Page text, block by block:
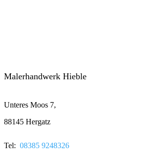
Malerhandwerk Hieble
Unteres Moos 7,
88145 Hergatz
Tel: 08385 9248326